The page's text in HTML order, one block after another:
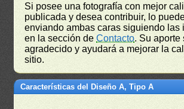
Si posee una fotografía con mejor
publicada y desea contribuir, lo
enviando ambas caras siguiendo las
en la sección deContacto. Su aporte
agradecido y ayudará a mejorar la
sitio.
Características del Diseño A, Tipo A